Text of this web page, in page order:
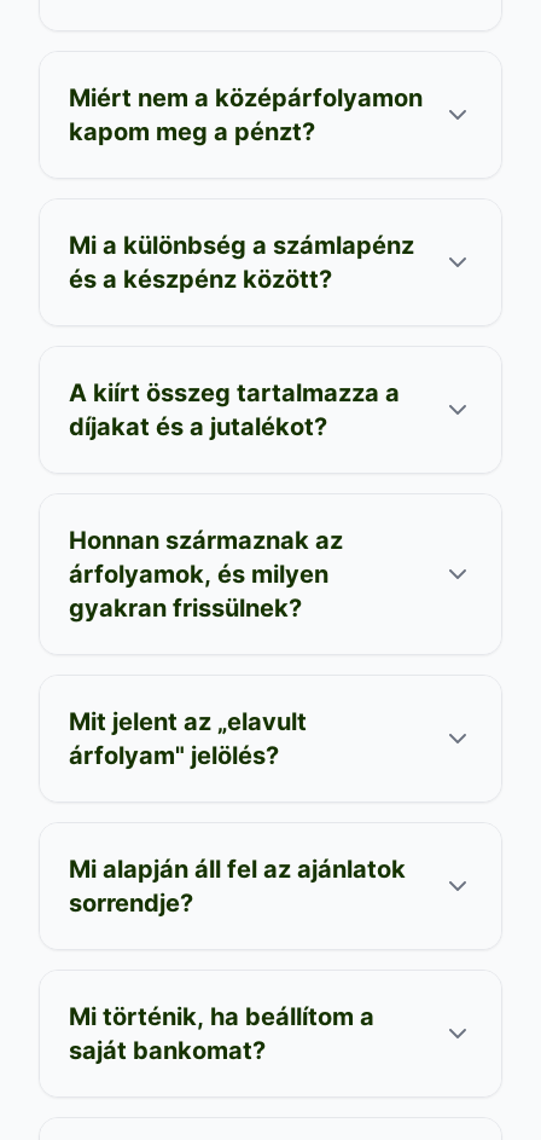
Miért nem a középárfolyamon
kapom meg a pénzt?
Mi a különbség a számlapénz
és a készpénz között?
A kiírt összeg tartalmazza a
díjakat és a jutalékot?
Honnan származnak az
árfolyamok, és milyen
gyakran frissülnek?
Mit jelent az „elavult
árfolyam" jelölés?
Mi alapján áll fel az ajánlatok
sorrendje?
Mi történik, ha beállítom a
saját bankomat?